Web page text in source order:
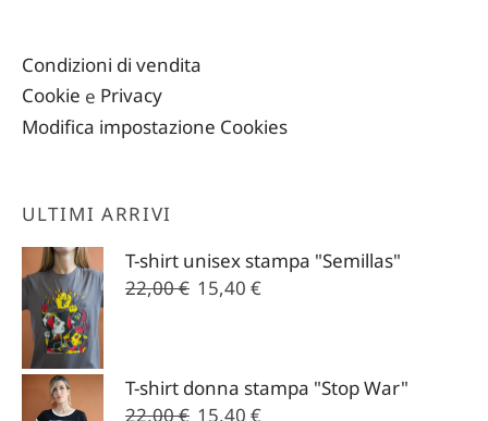
Condizioni di vendita
Cookie e Privacy
Modifica impostazione Cookies
ULTIMI ARRIVI
T-shirt unisex stampa "Semillas"
22,00€ Il
22,00 €.
15,40 €
15,40 €.
T-shirt donna stampa "Stop War"
22,00€ Il
15,40 €